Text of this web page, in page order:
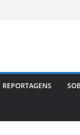
REPORTAGENS